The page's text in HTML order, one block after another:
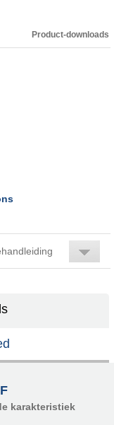
Product-downloads
karakteristiek